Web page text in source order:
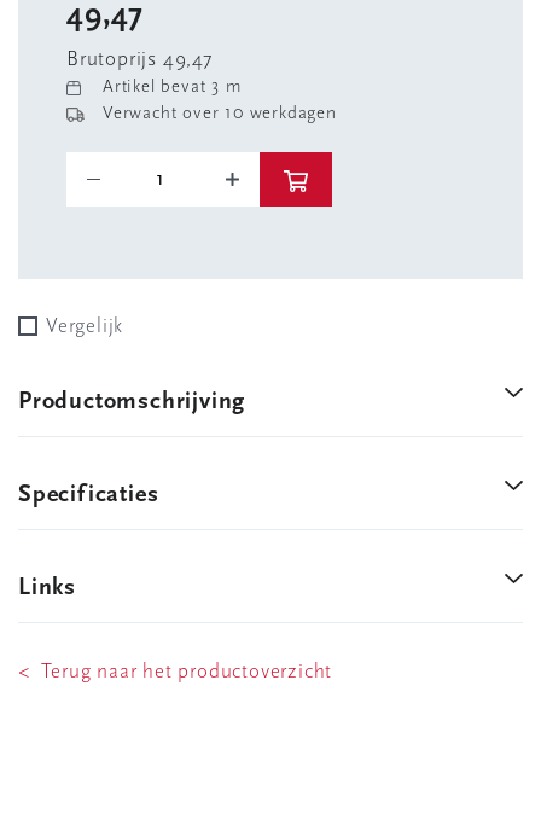
49,47
Brutoprijs 49,47
Artikel bevat 3 m
Verwacht over 10 werkdagen
Vergelijk
Productomschrijving
Specificaties
Links
< Terug naar het productoverzicht